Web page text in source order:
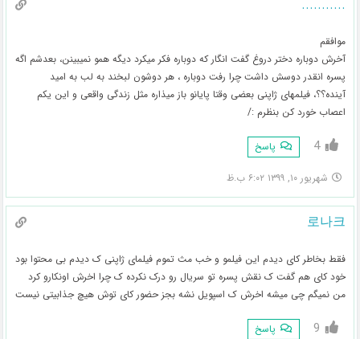
...........
موافقم
آخرش دوباره دختر دروغ گفت انگار که دوباره فکر میکرد دیگه همو نمیبینن، بعدشم اگه
پسره انقدر دوسش داشت چرا رفت دوباره ، هر دوشون لبخند به لب به امید
آینده؟؟، فیلمهای ژاپنی بعضی وقتا پایانو باز میذاره مثل زندگی واقعی و این یکم
اعصاب خورد کن بنظرم :/
4 پاسخ
شهریور ۱۰, ۱۳۹۹ ۶:۰۲ ب.ظ
로나크
فقط بخاطر کای دیدم این فیلمو و خب مث تموم فیلمای ژاپنی ک دیدم بی محتوا بود
خود کای هم گفت ک نقش پسره تو سریال رو درک نکرده ک چرا اخرش اونکارو کرد
من نمیگم چی میشه اخرش ک اسپویل نشه بجز حضور کای توش هیچ جذابیتی نیست
9 پاسخ